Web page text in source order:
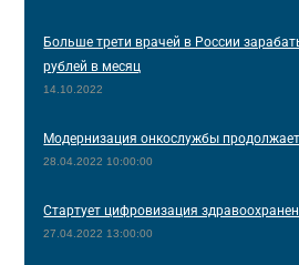
Больше трети врачей в России
рублей в месяц
14.10.2022
Модернизация онкослужбы
28.04.2022 10:00:00
Стартует цифровизация
27.04.2022 13:00:00